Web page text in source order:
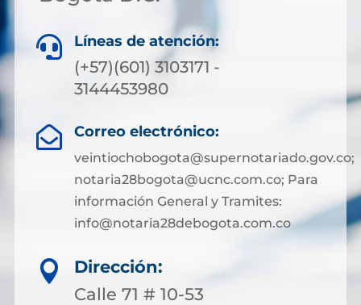
 Líneas de atención:
(+57)(601) 3103171 -
3144453980
 Correo electrónico:
veintiochobogota@supernotariado.gov.co;
notaria28bogota@ucnc.com.co; Para
información General y Tramites:
info@notaria28debogota.com.co

Dirección:
Calle 71 # 10-53